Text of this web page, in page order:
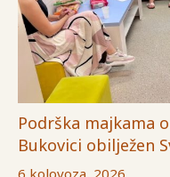
Podrška majkama
Bukovici obilježen
6 kolovoza, 2026